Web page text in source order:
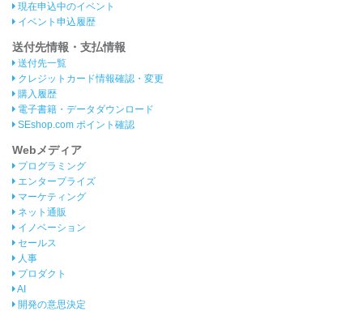
現在申込中のイベント
イベント申込履歴
送付先情報・支払情報
送付先一覧
クレジットカード情報確認・変更
購入履歴
電子書籍・データダウンロード
SEshop.com ポイント確認
Webメディア
プログラミング
エンタープライズ
マーケティング
ネット通販
イノベーション
セールス
人事
プロダクト
AI
開発の意思決定